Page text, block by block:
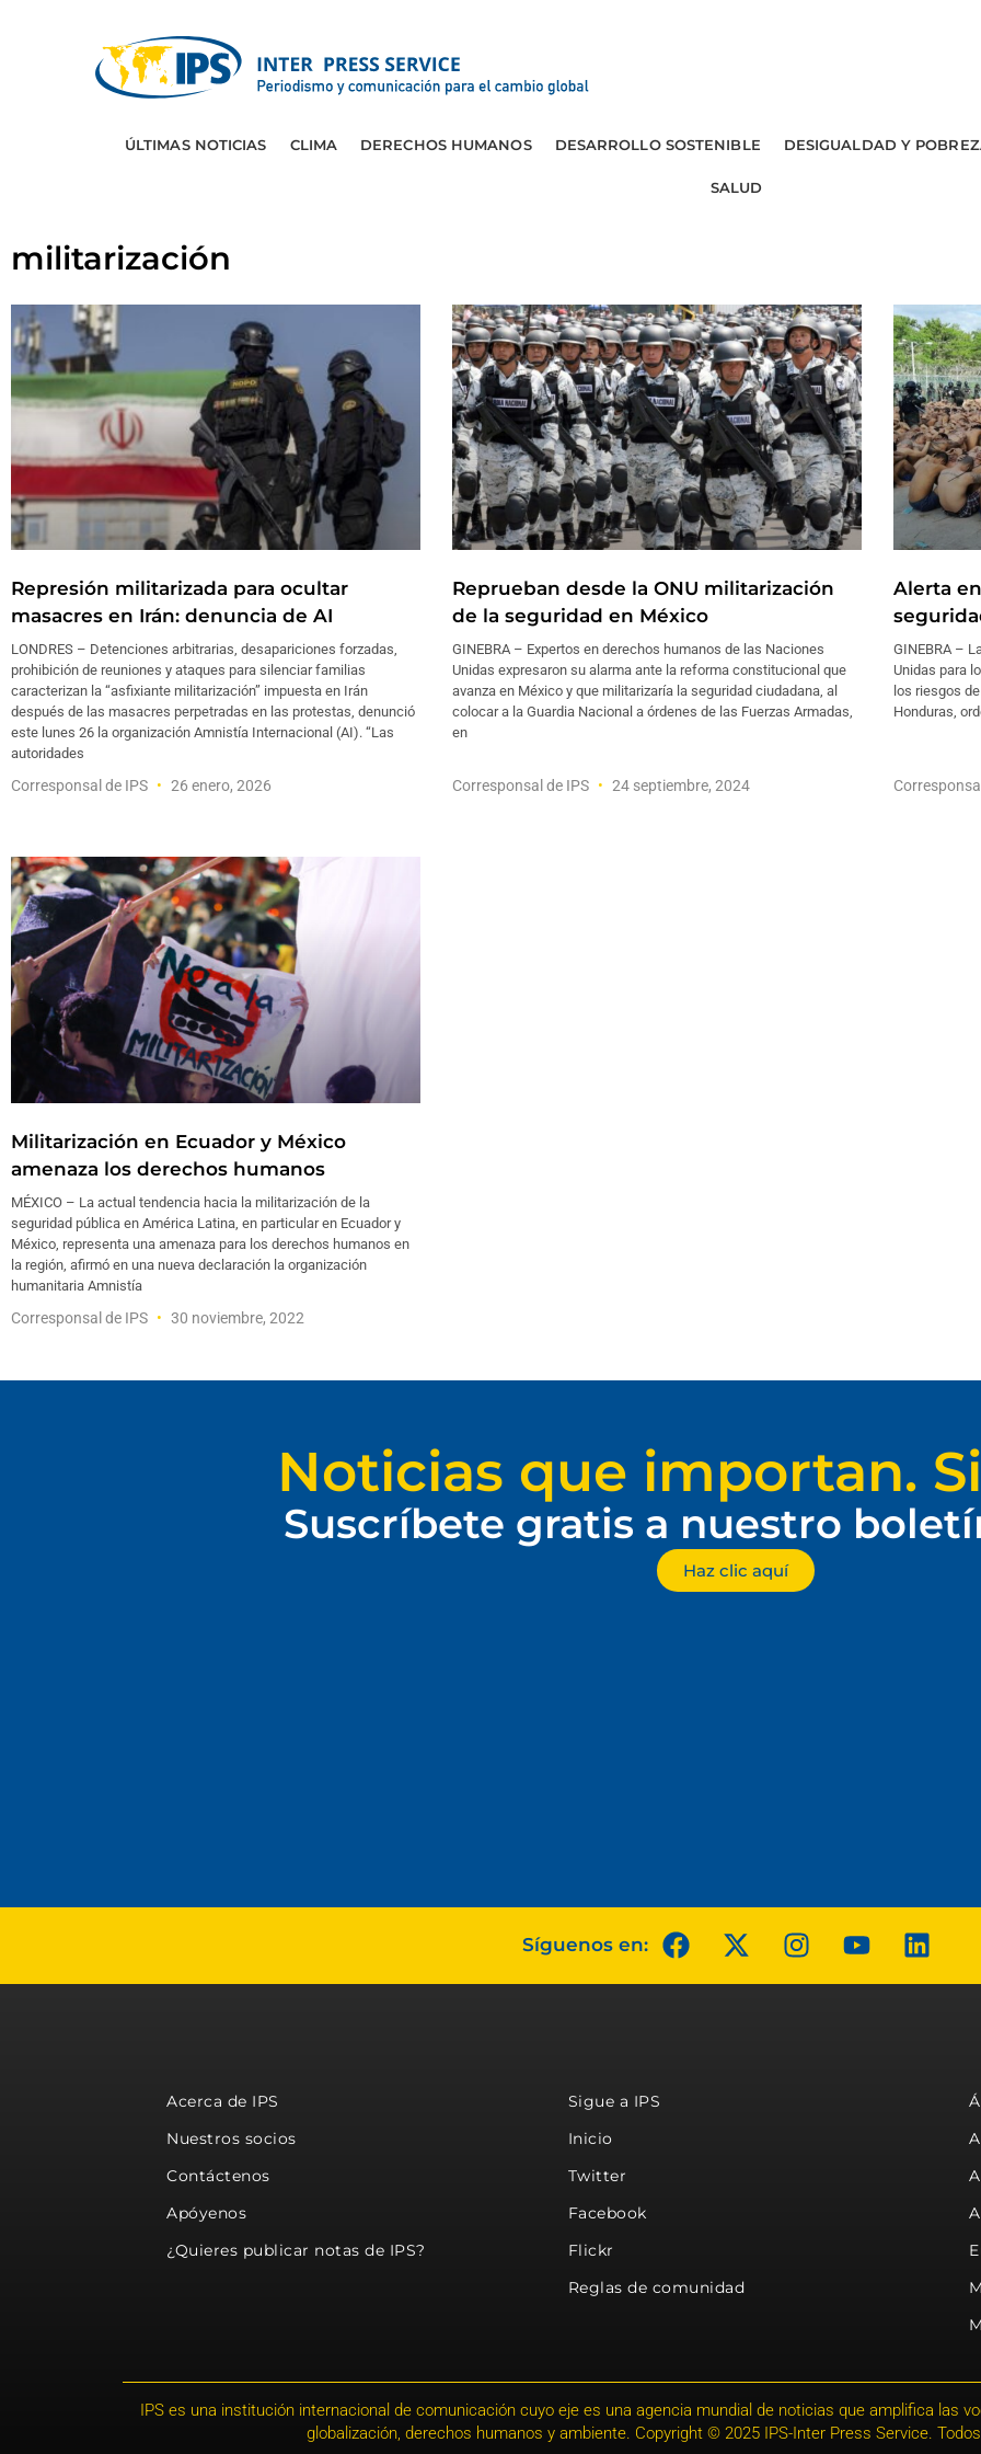
ÚLTIMAS NOTICIAS CLIMA DERECHOS HUMANOS DESARROLLO SOSTENIBLE DESIGUALDAD Y
SALUD
militarización
Represión militarizada para ocultar
masacres en Irán: denuncia de AI
LONDRES – Detenciones arbitrarias, desapariciones forzadas,
prohibición de reuniones y ataques para silenciar familias
caracterizan la “asfixiante militarización” impuesta en Irán
después de las masacres perpetradas en las protestas, denunció
este lunes 26 la organización Amnistía Internacional (AI). “Las
autoridades
Corresponsal de IPS 26 enero, 2026
Reprueban desde la ONU militarización
de la seguridad en México
GINEBRA – Expertos en derechos humanos de las Naciones
Unidas expresaron su alarma ante la reforma constitucional que
avanza en México y que militarizaría la seguridad ciudadana, al
colocar a la Guardia Nacional a órdenes de las Fuerzas Armadas,
en
Corresponsal de IPS 24 septiembre, 2024
Alerta
GINEBRA –
Unidas para
los riesgos
Honduras,
Militarización en Ecuador y México
amenaza los derechos humanos
MÉXICO – La actual tendencia hacia la militarización de la
seguridad pública en América Latina, en particular en Ecuador y
México, representa una amenaza para los derechos humanos en
la región, afirmó en una nueva declaración la organización
humanitaria Amnistía
Corresponsal de IPS 30 noviembre, 2022
Noticias que importan.
Suscríbete gratis a nuestro
Haz clic aquí
Síguenos en:
Acerca de IPS
Nuestros socios
Contáctenos
Apóyenos
¿Quieres publicar notas de IPS?
Sigue a IPS
Inicio
Twitter
Facebook
Flickr
Reglas de comunidad
IPS es una institución internacional de comunicación cuyo eje es una agencia mundial de noticias que amplifica las
globalización, derechos humanos y ambiente. Copyright © 2025 IPS-Inter Press Service.